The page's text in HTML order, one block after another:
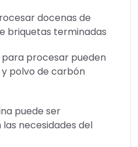
docenas de
briquetas terminadas
procesar pueden
polvo de carbón
puede ser
necesidades del